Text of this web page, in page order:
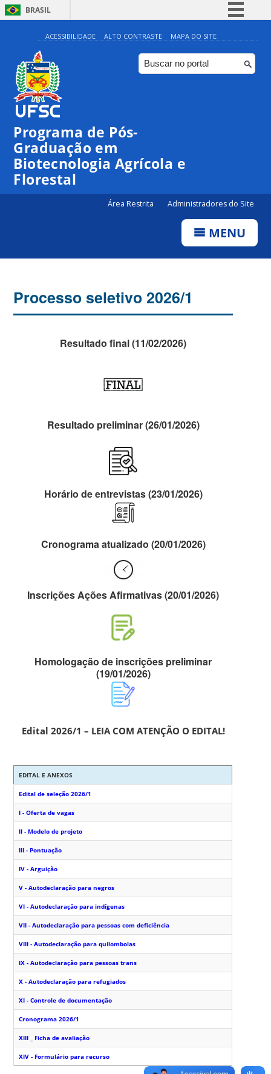
BRASIL
Simplifique!
Comunica BR
Participe
ACESSIBILIDADE ALTO CONTRASTE MAPA DO SITE
Programa de Pós-
Graduação em
Biotecnologia Agrícola e
Florestal
Área Restrita Administradores do Site
MENU
Processo seletivo 2026/1
Resultado final (11/02/2026)
Resultado preliminar (26/01/2026)
Horário de entrevistas (23/01/2026)
Cronograma atualizado (20/01/2026)
Inscrições Ações Afirmativas (20/01/2026)
Homologação de inscrições preliminar
(19/01/2026)
Edital 2026/1 – LEIA COM ATENÇÃO O EDITAL!
EDITAL E ANEXOS
Edital de seleção 2026/1
I - Oferta de vagas
II - Modelo de projeto
III - Pontuação
IV - Arguição
V - Autodeclaração para negros
VI - Autodeclaração para indígenas
VII - Autodeclaração para pessoas com deficiência
VIII - Autodeclaração para quilombolas
IX - Autodeclaração para pessoas trans
X - Autodeclaração para refugiados
XI - Controle de documentação
Cronograma 2026/1
XIII _ Ficha de avaliação
XIV - Formulário para recurso